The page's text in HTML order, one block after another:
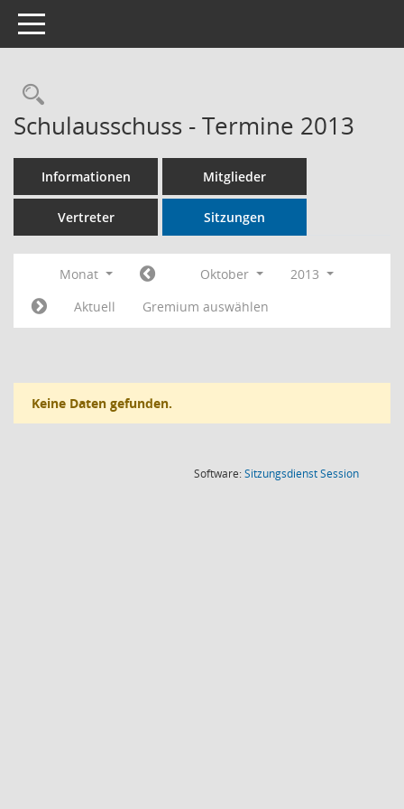
Toggle navigation
Rechercheauswahl
Schulausschuss - Termine 2013
Informationen Mitglieder
Vertreter Sitzungen
Monat Oktober
2013
Aktuell
Gremium auswählen
Keine Daten gefunden.
Software:SitzungsdienstSession(Wird in